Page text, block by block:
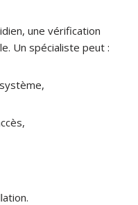
une vérification
Un spécialiste peut :